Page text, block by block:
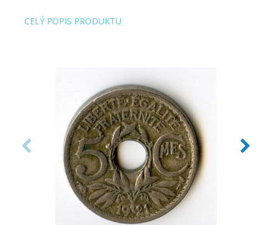
CELÝ POPIS PRODUKTU